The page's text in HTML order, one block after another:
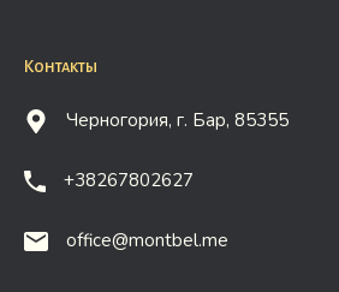
Контакты
Черногория, г. Бар, 85355
+38267802627
office@montbel.me